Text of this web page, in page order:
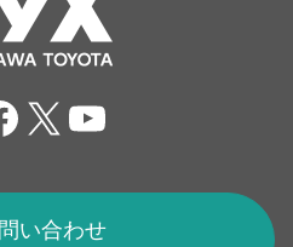
X YouTube
い合わせ